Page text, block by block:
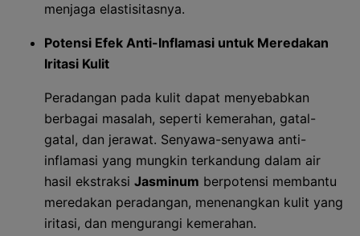
menjaga elastisitasnya.
Potensi Efek Anti-Inflamasi untuk Meredakan
Iritasi Kulit
Peradangan pada kulit dapat menyebabkan
berbagai masalah, seperti kemerahan, gatal-
gatal, dan jerawat. Senyawa-senyawa anti-
inflamasi yang mungkin terkandung dalam air
hasil ekstraksi Jasminum berpotensi membantu
meredakan peradangan, menenangkan kulit yang
iritasi, dan mengurangi kemerahan.